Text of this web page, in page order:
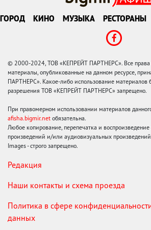
ГОРОД КИНО МУЗЫКА РЕСТОРАНЫ
© 2000-2024, ТОВ «КЕПРЕЙТ ПАРТНЕРС». Все права
материалы, опубликованные на данном ресурсе,
ПАРТНЕРС». Какое-либо использование материалов
разрешения ТОВ «КЕПРЕЙТ ПАРТНЕРС» запрещено.
При правомерном использовании материалов
afisha.bigmir.net обязательна.
Любое копирование, перепечатка и
произведений и/или аудиовизуальных
Images - строго запрещено.
Редакция
Наши контакты и схема проезда
Политика в сфере
данных